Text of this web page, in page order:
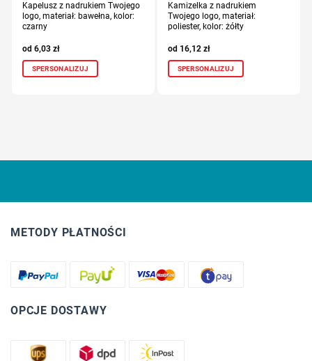
Kapelusz z nadrukiem Twojego
logo, materiał: bawełna, kolor:
czarny
6,03 zł
SPERSONALIZUJ
Kamizelka z nadrukiem
Twojego logo, materiał:
poliester, kolor: żółty
16,12 zł
SPERSONALIZUJ
METODY PŁATNOŚCI
OPCJE DOSTAWY